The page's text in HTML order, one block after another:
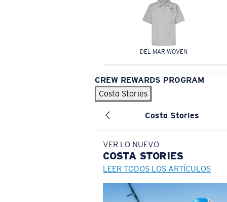
DEL MAR WOVEN
CREW REWARDS PROGRAM
Costa Stories
Costa Stories
VER LO NUEVO
COSTA STORIES
LEER TODOS LOS ARTÍCULOS